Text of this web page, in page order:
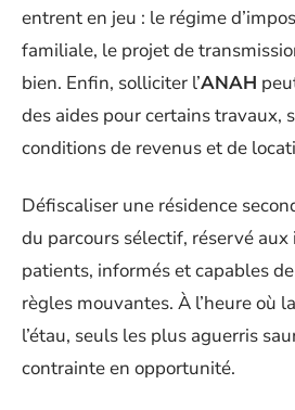
entrent en jeu : le régime
familiale, le projet de
bien. Enfin, solliciter l’ANAH
des aides pour certains travaux,
conditions de revenus et de
Défiscaliser une résidence
du parcours sélectif, réservé
patients, informés et capables
règles mouvantes. À l’heure où
l’étau, seuls les plus aguerris
contrainte en opportunité.